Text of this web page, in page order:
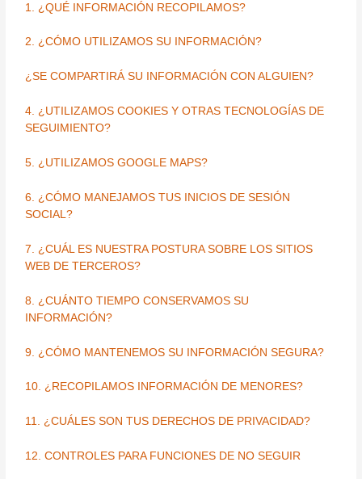
1. ¿QUÉ INFORMACIÓN RECOPILAMOS?
2. ¿CÓMO UTILIZAMOS SU INFORMACIÓN?
¿SE COMPARTIRÁ SU INFORMACIÓN CON ALGUIEN?
4. ¿UTILIZAMOS COOKIES Y OTRAS TECNOLOGÍAS DE
SEGUIMIENTO?
5. ¿UTILIZAMOS GOOGLE MAPS?
6. ¿CÓMO MANEJAMOS TUS INICIOS DE SESIÓN
SOCIAL?
7. ¿CUÁL ES NUESTRA POSTURA SOBRE LOS SITIOS
WEB DE TERCEROS?
8. ¿CUÁNTO TIEMPO CONSERVAMOS SU
INFORMACIÓN?
9. ¿CÓMO MANTENEMOS SU INFORMACIÓN SEGURA?
10. ¿RECOPILAMOS INFORMACIÓN DE MENORES?
11. ¿CUÁLES SON TUS DERECHOS DE PRIVACIDAD?
12. CONTROLES PARA FUNCIONES DE NO SEGUIR